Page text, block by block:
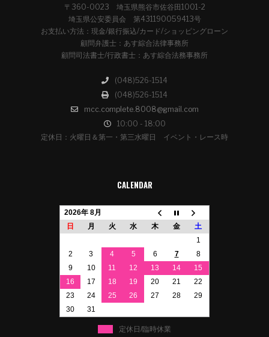
〒360-0023 埼玉県熊谷市佐谷田1001-2
埼玉県公安委員会 第431190059413号
お支払い方法：現金/銀行振込/カード/ショッピングローン
顧問弁護士：あす綜合法律事務所
顧問司法書士/行政書士：あす綜合法務事務所
(048)526-1514
(048)526-1514
mcc.complete.8008@gmail.com
10:00 - 18:00
定休日：火曜日＆第一・第三水曜日 イベント・レース時
CALENDAR
2026年 8月
日
月 火 水 木 金
土
1
2
3 4 5 6 7
8
9
10 11 12 13 14
15
16
17 18 19 20 21
22
23
24 25 26 27 28
29
30
31
定休日/臨時休業